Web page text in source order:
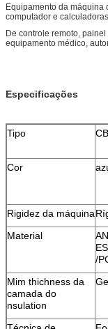
Equipamento da máquina
computador e
De controle remoto,
equipamento médico,
Especificações
Tipo
Cor
Rigidez da máquina
Material
/
Mim thichness da
camada do
nsulation